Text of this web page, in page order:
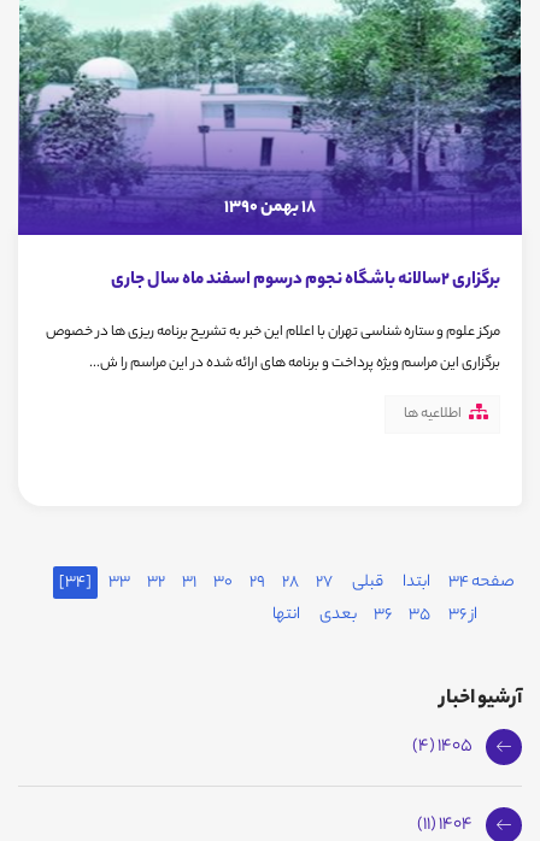
18 بهمن 1390
برگزاری 2سالانه باشگاه نجوم درسوم اسفند ماه سال جاری
مرکز علوم و ستاره شناسی تهران با اعلام این خبر به تشریح برنامه ریزی ها در خصوص
برگزاری این مراسم ویژه پرداخت و برنامه های ارائه شده در این مراسم را ش...
اطلاعیه ها
صفحه 34
از 36
ابتدا قبلی 27
28
29
30
31
32
33
[34]
35
36 بعدی انتها
آرشیو اخبار
1405 (4)
1404 (11)